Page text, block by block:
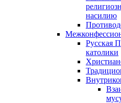
насилию
Русская
католики